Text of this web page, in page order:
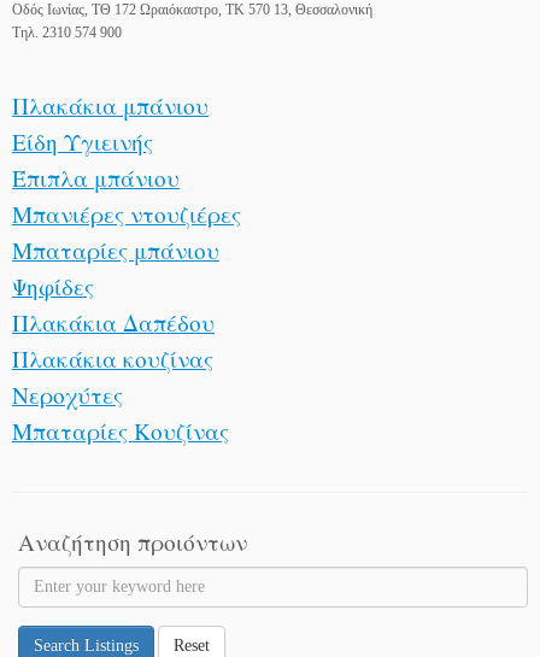
Οδός Ιωνίας, ΤΘ 172 Ωραιόκαστρο, ΤΚ 570 13, Θεσσαλονική
Τηλ. 2310 574 900
Πλακάκια μπάνιου
Είδη Υγιεινής
Έπιπλα μπάνιου
Μπανιέρες ντουζιέρες
Μπαταρίες μπάνιου
Ψηφίδες
Πλακάκια Δαπέδου
Πλακάκια κουζίνας
Νεροχύτες
Μπαταρίες Κουζίνας
Αναζήτηση προιόντων
Search Listings Reset